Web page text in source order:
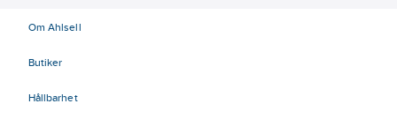
Om Ahlsell
Butiker
Hållbarhet